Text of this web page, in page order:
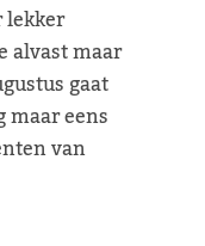
lekker
alvast maar
gaat
eens
van